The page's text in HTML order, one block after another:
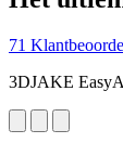
71
3DJAKE